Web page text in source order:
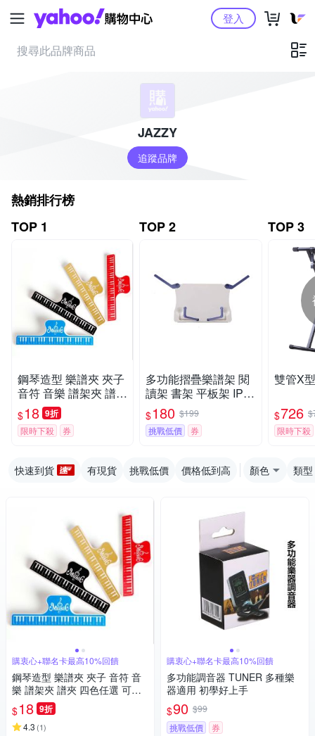
Yahoo購物中心登入
JAZZY
追蹤品牌
熱銷排行榜
TOP 1
鋼琴造型 樂譜夾 夾子
音符 音樂 譜架夾 譜夾
四色任選 可愛小夾子
$18 9折
限時下殺 券
TOP 2
多功能摺疊樂譜架 閱
讀架 書架 平板架 IPA
D支架 電子琴譜架 鋼
琴譜架 桌上譜架
$180 $199
挑戰低價
券
TOP 3
雙管X
$726
限時下殺
快速到貨 有現貨 挑戰低價 價格低到高 顏色 類型
購衷心+聯名卡最高10%回饋
鋼琴造型 樂譜夾 夾子 音符 音
樂 譜架夾 譜夾 四色任選 可愛
小夾子
$18 9折
4.3 (1)
購衷心+聯名卡最高10%回饋
多功能調音器 TUNER 多種樂
器適用 初學好上手
$90 $99
挑戰低價
券